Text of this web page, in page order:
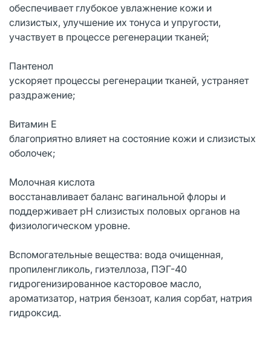
обеспечивает глубокое увлажнение кожи и
слизистых, улучшение их тонуса и упругости,
участвует в процессе регенерации тканей;
Пантенол
ускоряет процессы регенерации тканей, устраняет
раздражение;
Витамин Е
благоприятно влияет на состояние кожи и слизистых
оболочек;
Молочная кислота
восстанавливает баланс вагинальной флоры и
поддерживает pH слизистых половых органов на
физиологическом уровне.
Вспомогательные вещества: вода очищенная,
пропиленгликоль, гиэтеллоза, ПЭГ-40
гидрогенизированное касторовое масло,
ароматизатор, натрия бензоат, калия сорбат, натрия
гидроксид.